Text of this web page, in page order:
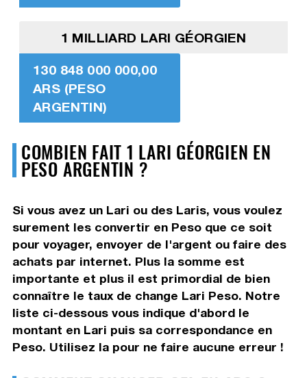
1 MILLIARD LARI GÉORGIEN
130 848 000 000,00
ARS (PESO
ARGENTIN)
COMBIEN FAIT 1 LARI GÉORGIEN EN
PESO ARGENTIN ?
Si vous avez un Lari ou des Laris, vous voulez
surement les convertir en Peso que ce soit
pour voyager, envoyer de l'argent ou faire des
achats par internet. Plus la somme est
importante et plus il est primordial de bien
connaître le taux de change Lari Peso. Notre
liste ci-dessous vous indique d'abord le
montant en Lari puis sa correspondance en
Peso. Utilisez la pour ne faire aucune erreur !